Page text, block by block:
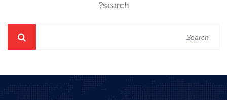
search?